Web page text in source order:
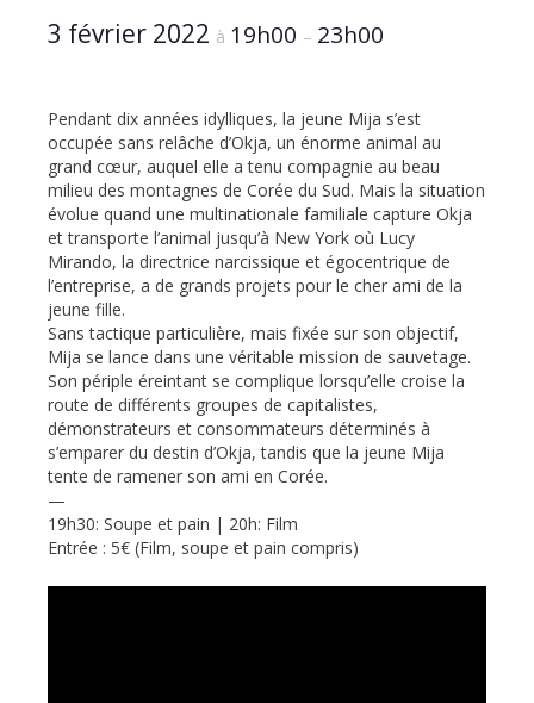
3 février 2022 à 19h00 – 23h00
Pendant dix années idylliques, la jeune Mija s’est
occupée sans relâche d’Okja, un énorme animal au
grand cœur, auquel elle a tenu compagnie au beau
milieu des montagnes de Corée du Sud. Mais la situation
évolue quand une multinationale familiale capture Okja
et transporte l’animal jusqu’à New York où Lucy
Mirando, la directrice narcissique et égocentrique de
l’entreprise, a de grands projets pour le cher ami de la
jeune fille.
Sans tactique particulière, mais fixée sur son objectif,
Mija se lance dans une véritable mission de sauvetage.
Son périple éreintant se complique lorsqu’elle croise la
route de différents groupes de capitalistes,
démonstrateurs et consommateurs déterminés à
s’emparer du destin d’Okja, tandis que la jeune Mija
tente de ramener son ami en Corée.
—
19h30: Soupe et pain | 20h: Film
Entrée : 5€ (Film, soupe et pain compris)